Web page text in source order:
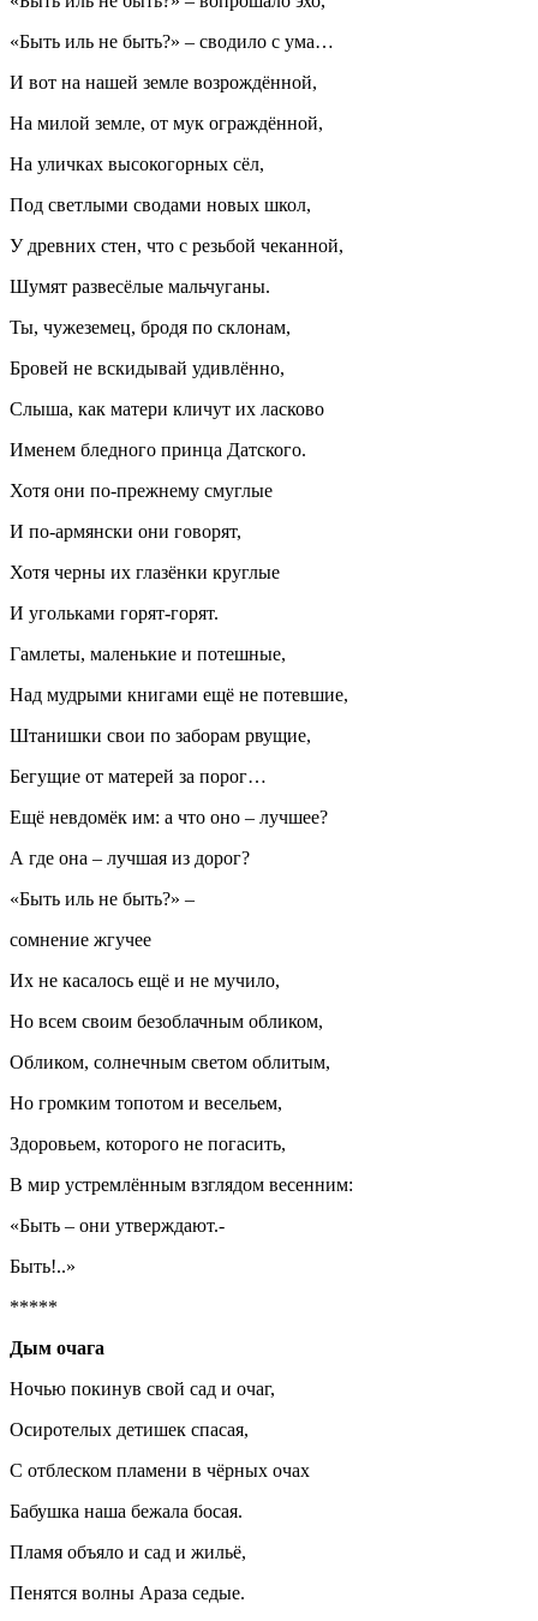
«Быть иль не быть?» – сводило с ума…
И вот на нашей земле возрождённой,
На милой земле, от мук ограждённой,
На уличках высокогорных сёл,
Под светлыми сводами новых школ,
У древних стен, что с резьбой чеканной,
Шумят развесёлые мальчуганы.
Ты, чужеземец, бродя по склонам,
Бровей не вскидывай удивлённо,
Слыша, как матери кличут их ласково
Именем бледного принца Датского.
Хотя они по-прежнему смуглые
И по-армянски они говорят,
Хотя черны их глазёнки круглые
И угольками горят-горят.
Гамлеты, маленькие и потешные,
Над мудрыми книгами ещё не потевшие,
Штанишки свои по заборам рвущие,
Бегущие от матерей за порог…
Ещё невдомёк им: а что оно – лучшее?
А где она – лучшая из дорог?
«Быть иль не быть?» –
сомнение жгучее
Их не касалось ещё и не мучило,
Но всем своим безоблачным обликом,
Обликом, солнечным светом облитым,
Но громким топотом и весельем,
Здоровьем, которого не погасить,
В мир устремлённым взглядом весенним:
«Быть – они утверждают.-
Быть!..»
*****
Дым очага
Ночью покинув свой сад и очаг,
Осиротелых детишек спасая,
С отблеском пламени в чёрных очах
Бабушка наша бежала босая.
Пламя объяло и сад и жильё,
Пенятся волны Араза седые.